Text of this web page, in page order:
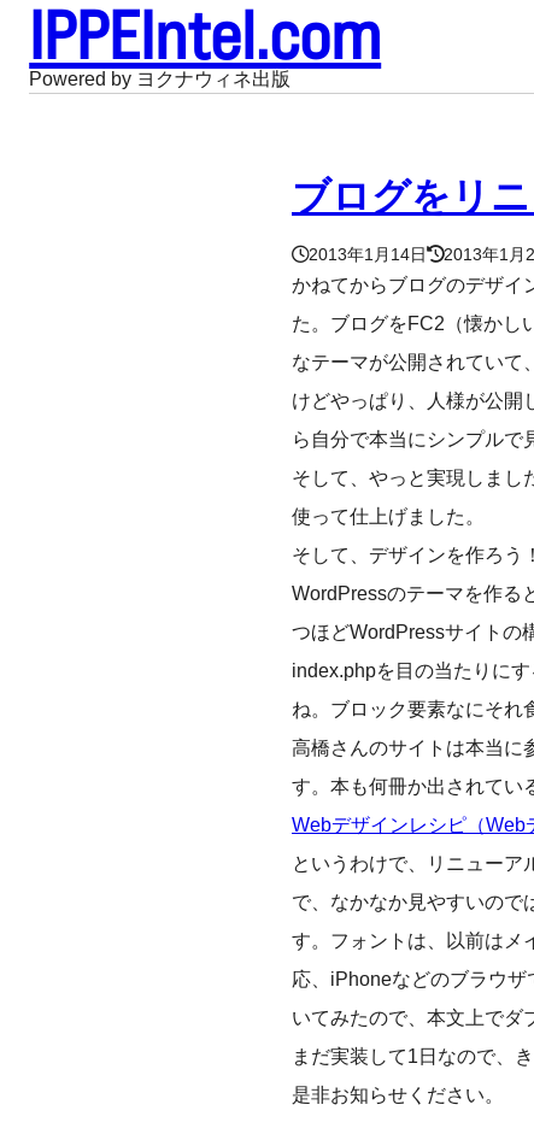
IPPEIntel.com
Powered by ヨクナウィネ出版
ブログをリ
2013年1月14日 2013年1月
かねてからブログのデザイ
た。ブログをFC2（懐かし
なテーマが公開されていて
けどやっぱり、人様が公開
ら自分で本当にシンプルで
そして、やっと実現しまし
使って仕上げました。
そして、デザインを作ろう
WordPressのテーマを作る
つほどWordPressサイトの
index.phpを目の当たりに
ね。ブロック要素なにそれ
高橋さんのサイトは本当に
す。本も何冊か出されてい
Webデザインレシピ（Web
というわけで、リニューア
で、なかなか見やすいので
す。フォントは、以前はメ
応、iPhoneなどのブラウ
いてみたので、本文上でダ
まだ実装して1日なので、
是非お知らせください。